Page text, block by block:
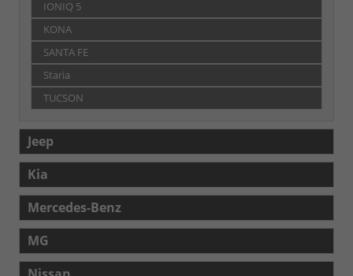
IONIQ 5
KONA
SANTA FE
Staria
TUCSON
Jeep
Kia
Mercedes-Benz
MG